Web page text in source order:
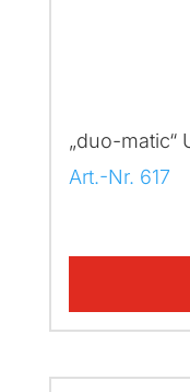
„duo-matic“
Art.-Nr. 617